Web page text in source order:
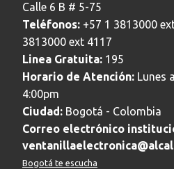
Calle 6 B # 5-75
Teléfonos: +57 1 3813000
3813000 ext 4117
Linea Gratuita: 195
Horario de Atención: Lunes
4:00pm
Ciudad: Bogotá - Colombia
Correo electrónico
Bogotá te escucha